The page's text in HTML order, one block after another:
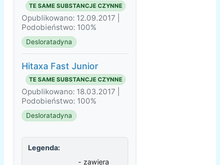
TE SAME SUBSTANCJE CZYNNE
Opublikowano: 12.09.2017 |
Podobieństwo: 100%
Desloratadyna
Hitaxa Fast Junior
TE SAME SUBSTANCJE CZYNNE
Opublikowano: 18.03.2017 |
Podobieństwo: 100%
Desloratadyna
Legenda:
- zawiera